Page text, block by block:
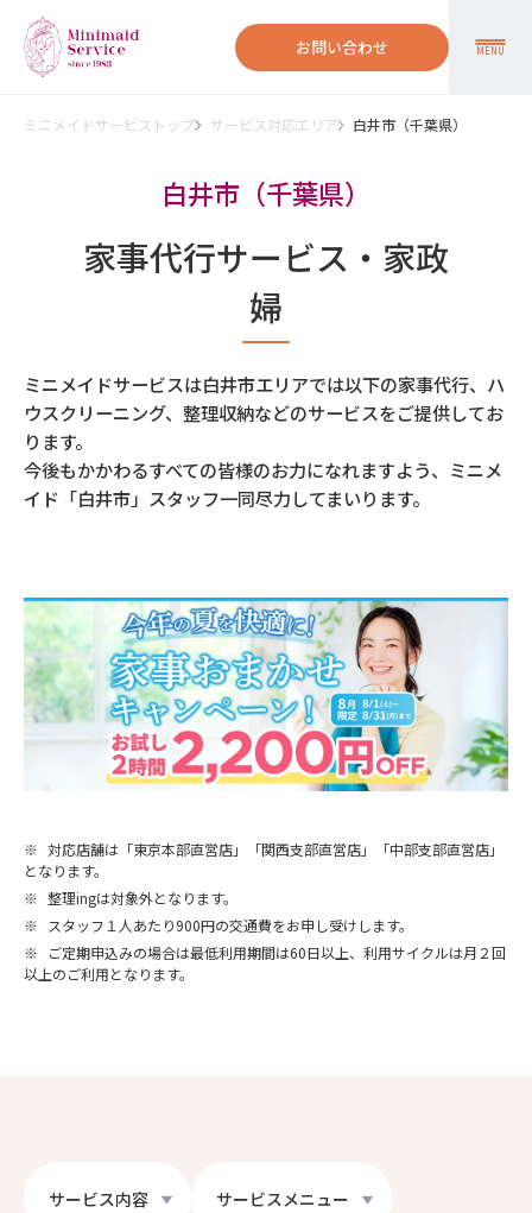
お問い合わせ MENU
ミニメイドサービストップ サービス対応エリア 白井市（千葉県）
白井市（千葉県）
家事代行サービス・家政
婦
ミニメイドサービスは白井市エリアでは以下の家事代行、ハ
ウスクリーニング、整理収納などのサービスをご提供してお
ります。
今後もかかわるすべての皆様のお力になれますよう、ミニメ
イド「白井市」スタッフ一同尽力してまいります。
※ 対応店舗は「東京本部直営店」「関西支部直営店」「中部支部直営店」
となります。
※ 整理ingは対象外となります。
※
スタッフ１人あたり900円の交通費をお申し受けします。
※
ご定期申込みの場合は最低利用期間は60日以上、利用サイクルは月２回
以上のご利用となります。
サービス内容 サービスメニュー